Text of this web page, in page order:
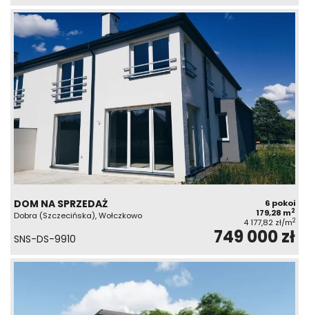
DOM NA SPRZEDAŻ
Dobra (Szczecińska), Wołczkowo
6 pokoi
179,28 m2
4 177,82 zł/m2
SNS-DS-9910 749 000 zł